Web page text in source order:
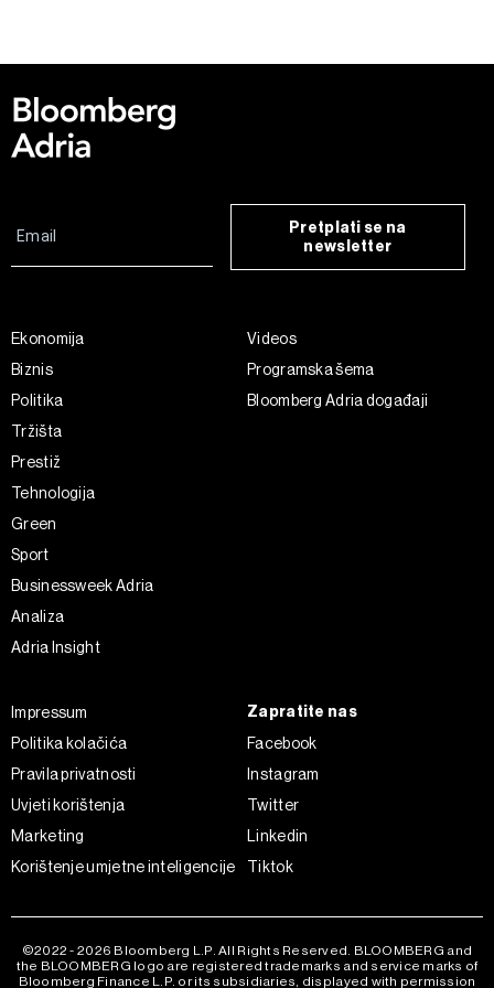
Pretplati se na
newsletter
Ekonomija
Biznis
Politika
Tržišta
Prestiž
Tehnologija
Green
Sport
Businessweek Adria
Analiza
Adria Insight
Videos
Programska šema
Bloomberg Adria događaji
Impressum
Politika kolačića
Pravila privatnosti
Uvjeti korištenja
Marketing
Korištenje umjetne inteligencije
Zapratite nas
Facebook
Instagram
Twitter
Linkedin
Tiktok
©2022 - 2026 Bloomberg L.P. All Rights Reserved. BLOOMBERG and
the BLOOMBERG logo are registered trademarks and service marks of
Bloomberg Finance L.P. or its subsidiaries, displayed with permission